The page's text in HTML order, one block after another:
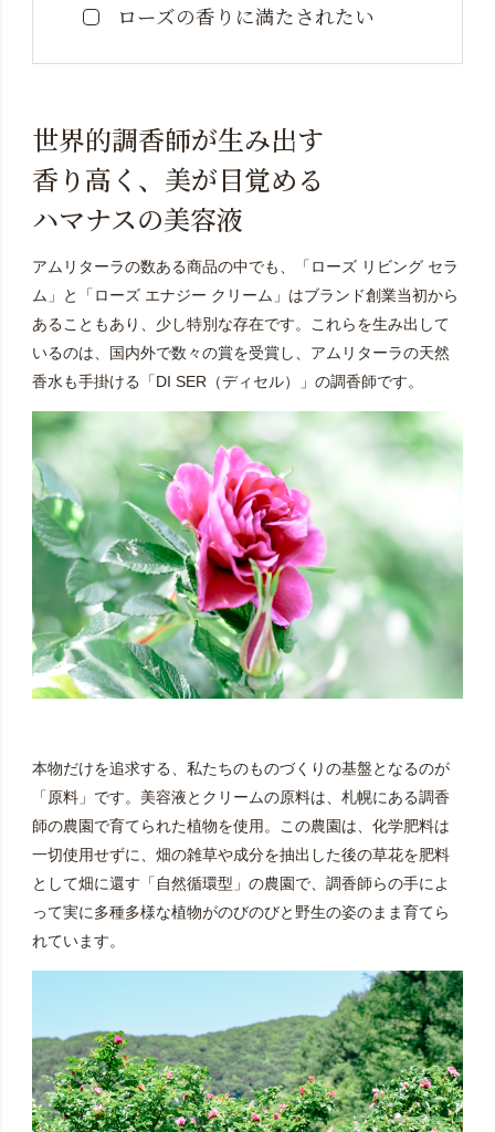
ローズの香りに満たされたい
世界的調香師が生み出す
香り高く、美が目覚める
ハマナスの美容液
アムリターラの数ある商品の中でも、「ローズ リビング セラ
ム」と「ローズ エナジー クリーム」はブランド創業当初から
あることもあり、少し特別な存在です。これらを生み出して
いるのは、国内外で数々の賞を受賞し、アムリターラの天然
香水も手掛ける「DI SER（ディセル）」の調香師です。
本物だけを追求する、私たちのものづくりの基盤となるのが
「原料」です。美容液とクリームの原料は、札幌にある調香
師の農園で育てられた植物を使用。この農園は、化学肥料は
一切使用せずに、畑の雑草や成分を抽出した後の草花を肥料
として畑に還す「自然循環型」の農園で、調香師らの手によ
って実に多種多様な植物がのびのびと野生の姿のまま育てら
れています。